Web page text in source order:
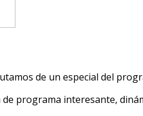
de un especial del
programa interesante,